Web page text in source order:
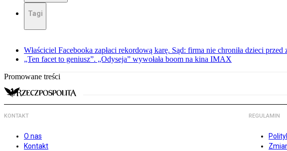
Tagi
Właściciel Facebooka zapłaci rekordową karę. Sąd: firma nie chroniła dzieci przed
„Ten facet to geniusz”. „Odyseja” wywołała boom na kina IMAX
Promowane treści
KONTAKT
O nas
Kontakt
REGULAMIN